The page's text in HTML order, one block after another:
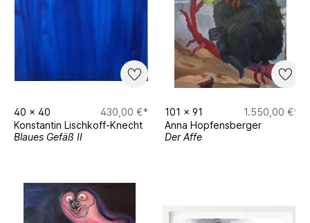
40 x 40
430,00 €*
Konstantin Lischkoff-Knecht
Blaues Gefäß II
101 x 91
1.550,00 €*
Anna Hopfensberger
Der Affe